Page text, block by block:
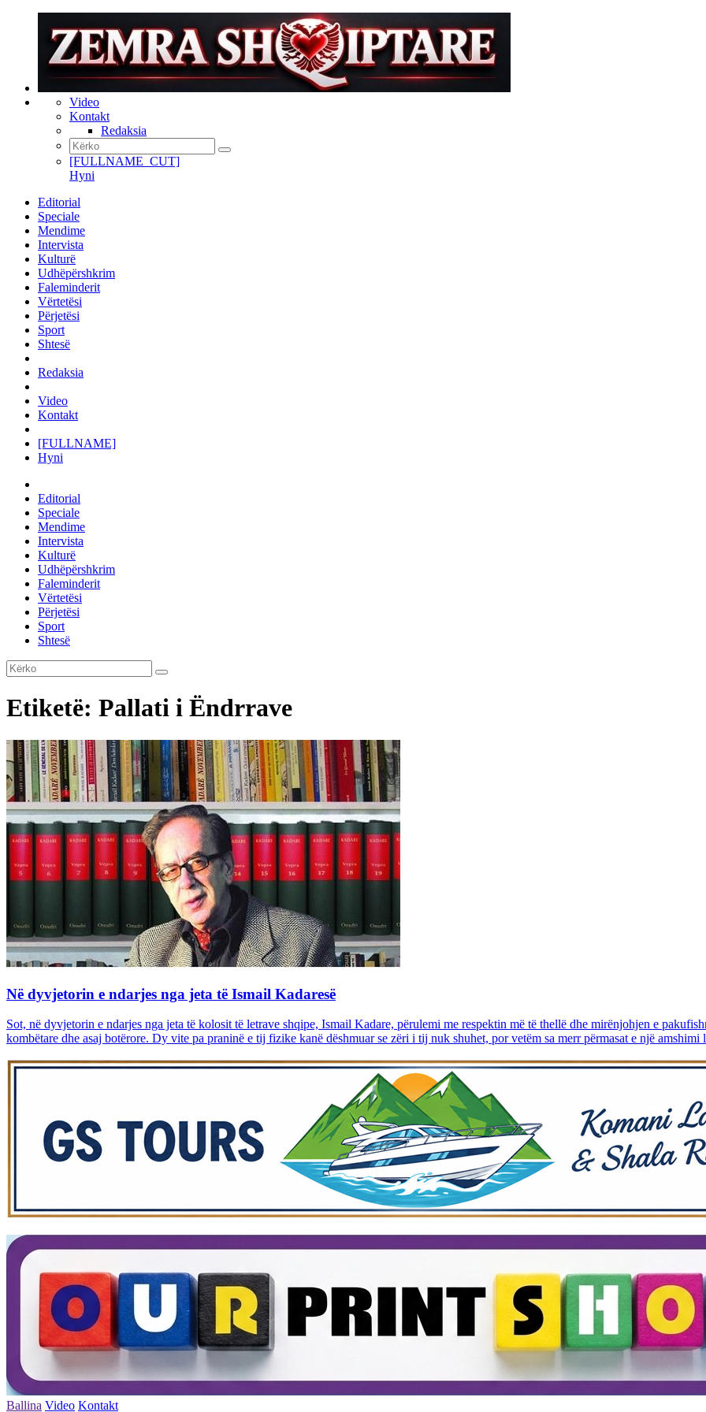
Video
Kontakt
Redaksia
[FULLNAME_CUT]
Hyni
Editorial
Speciale
Mendime
Intervista
Kulturë
Udhëpërshkrim
Faleminderit
Vërtetësi
Përjetësi
Sport
Shtesë
Redaksia
Video
Kontakt
[FULLNAME]
Hyni
Editorial
Speciale
Mendime
Intervista
Kulturë
Udhëpërshkrim
Faleminderit
Vërtetësi
Përjetësi
Sport
Shtesë
Etiketë: Pallati i Ëndrrave
Në dyvjetorin e ndarjes nga jeta të Ismail Kadaresë
Sot, në dyvjetorin e ndarjes nga jeta të kolosit të letrave shqipe, Ismail Kadare, përulemi me respektin më të thellë dhe mirënjohjen e
kombëtare dhe asaj botërore. Dy vite pa praninë e tij fizike kanë dëshmuar se zëri i tij nuk shuhet, por vetëm sa merr përmasat e një amshimi
Ballina Video Kontakt